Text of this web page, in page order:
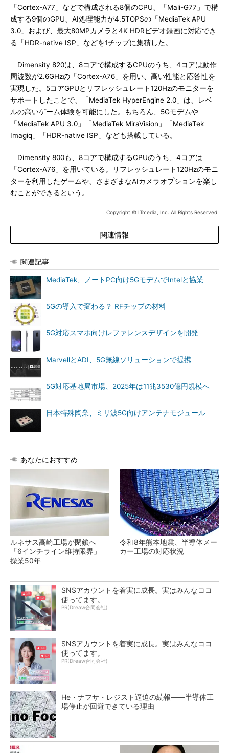
「Cortex-A77」などで構成される8個のCPU、「Mali-G77」で構
成する9個のGPU、AI処理能力が4.5TOPSの「MediaTek APU
3.0」および、最大80MPカメラと4K HDRビデオ録画に対応でき
る「HDR-native ISP」などを1チップに集積した。
Dimensity 820は、8コアで構成するCPUのうち、4コアは動作
周波数が2.6GHzの「Cortex-A76」を用い、高い性能と応答性を
実現した。5コアGPUとリフレッシュレート120Hzのモニターを
サポートしたことで、「MediaTek HyperEngine 2.0」は、レベ
ルの高いゲーム体験を可能にした。もちろん、5Gモデムや
「MediaTek APU 3.0」「MediaTek MiraVision」「MediaTek
Imagiq」「HDR-native ISP」なども搭載している。
Dimensity 800も、8コアで構成するCPUのうち、4コアは
「Cortex-A76」を用いている。リフレッシュレート120Hzのモニ
ターを利用したゲームや、さまざまなAIカメラオプションを楽し
むことができるという。
Copyright © ITmedia, Inc. All Rights Reserved.
関連情報
関連記事
MediaTek、ノートPC向け5GモデムでIntelと協業
5Gの導入で変わる？ RFチップの材料
5G対応スマホ向けレファレンスデザインを開発
MarvellとADI、5G無線ソリューションで提携
5G対応基地局市場、2025年は11兆3530億円規模へ
日本特殊陶業、ミリ波5G向けアンテナモジュール
あなたにおすすめ
ルネサス高崎工場が閉鎖へ
「6インチライン維持限界」
操業50年
令和8年熊本地震、半導体メー
カー工場の対応状況
SNSアカウントを着実に成長。実はみんなココ
使ってます。
PR(Dreaw合同会社)
SNSアカウントを着実に成長。実はみんなココ
使ってます。
PR(Dreaw合同会社)
He・ナフサ・レジスト逼迫の続報――半導体工
場停止が回避できている理由